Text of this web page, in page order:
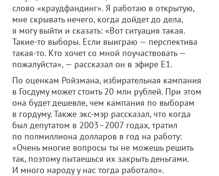
слово «краудфандинг». Я работаю в открытую,
мне скрывать нечего, когда дойдет до дела,
я могу выйти и сказать: «Вот ситуация такая.
Такие-то выборы. Если выиграю — перспектива
такая-то. Кто хочет со мной поучаствовать —
пожалуйста», — рассказал он в эфире E1.
По оценкам Ройзмана, избирательная кампания
в Госдуму может стоить 20 млн рублей. При этом
она будет дешевле, чем кампания по выборам
в гордуму. Также экс-мэр рассказал, что когда
был депутатом в 2003–2007 годах, тратил
по полмиллиона долларов в год на работу:
«Очень многие вопросы ты не можешь решить
так, поэтому пытаешься их закрыть деньгами.
И много народу у нас тогда работало».